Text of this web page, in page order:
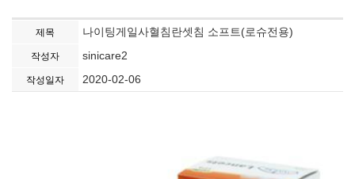
제목 나이팅게일사혈침란셋침 소프트(로슈전용)
작성자 sinicare2
작성일자 2020-02-06